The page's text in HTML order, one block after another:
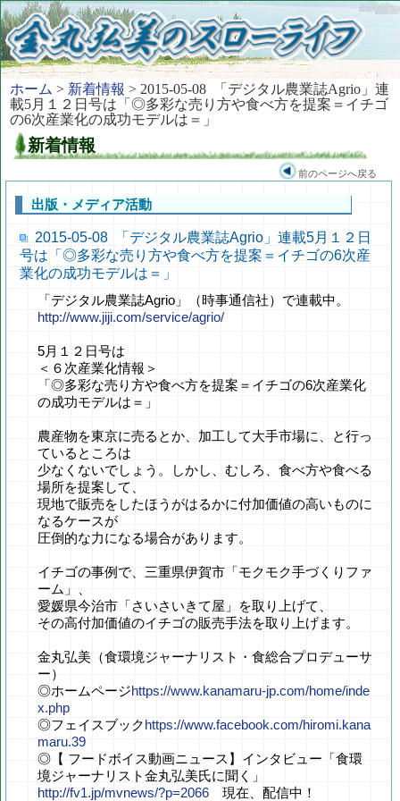
ホーム > 新着情報 > 2015-05-08 「デジタル農業誌Agrio」連
載5月１２日号は「◎多彩な売り方や食べ方を提案＝イチゴ
の6次産業化の成功モデルは＝」
新着情報
前のページへ戻る
出版・メディア活動
2015-05-08 「デジタル農業誌Agrio」連載5月１２日
号は「◎多彩な売り方や食べ方を提案＝イチゴの6次産
業化の成功モデルは＝」
「デジタル農業誌Agrio」（時事通信社）で連載中。
http://www.jiji.com/service/agrio/
5月１２日号は
＜６次産業化情報＞
「◎多彩な売り方や食べ方を提案＝イチゴの6次産業化
の成功モデルは＝」
農産物を東京に売るとか、加工して大手市場に、と行っ
ているところは
少なくないでしょう。しかし、むしろ、食べ方や食べる
場所を提案して、
現地で販売をしたほうがはるかに付加価値の高いものに
なるケースが
圧倒的な力になる場合があります。
イチゴの事例で、三重県伊賀市「モクモク手づくりファ
ーム」、
愛媛県今治市「さいさいきて屋」を取り上げて、
その高付加価値のイチゴの販売手法を取り上げます。
金丸弘美（食環境ジャーナリスト・食総合プロデューサ
ー）
◎ホームページhttps://www.kanamaru-jp.com/home/inde
x.php
◎フェイスブックhttps://www.facebook.com/hiromi.kana
maru.39
◎【 フードボイス動画ニュース】インタビュー「食環
境ジャーナリスト金丸弘美氏に聞く」
http://fv1.jp/mvnews/?p=2066 現在、配信中！